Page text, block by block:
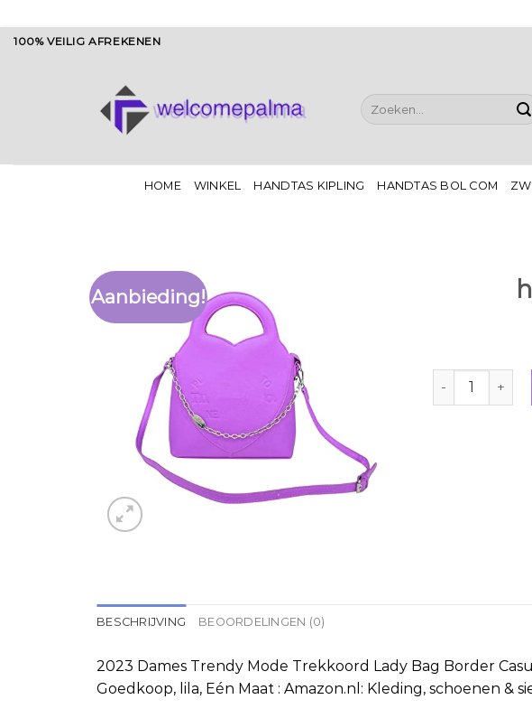
Ga100% VEILIG AFREKENEN
Zoeken
naar:
HOME WINKEL HANDTAS KIPLING HANDTAS BOL COM
Aanbieding!
handtas
BESCHRIJVING BEOORDELINGEN (0)
2023 Dames Trendy Mode Trekkoord Lady Bag Border
Goedkoop, lila, Eén Maat : Amazon.nl: Kleding, schoenen &